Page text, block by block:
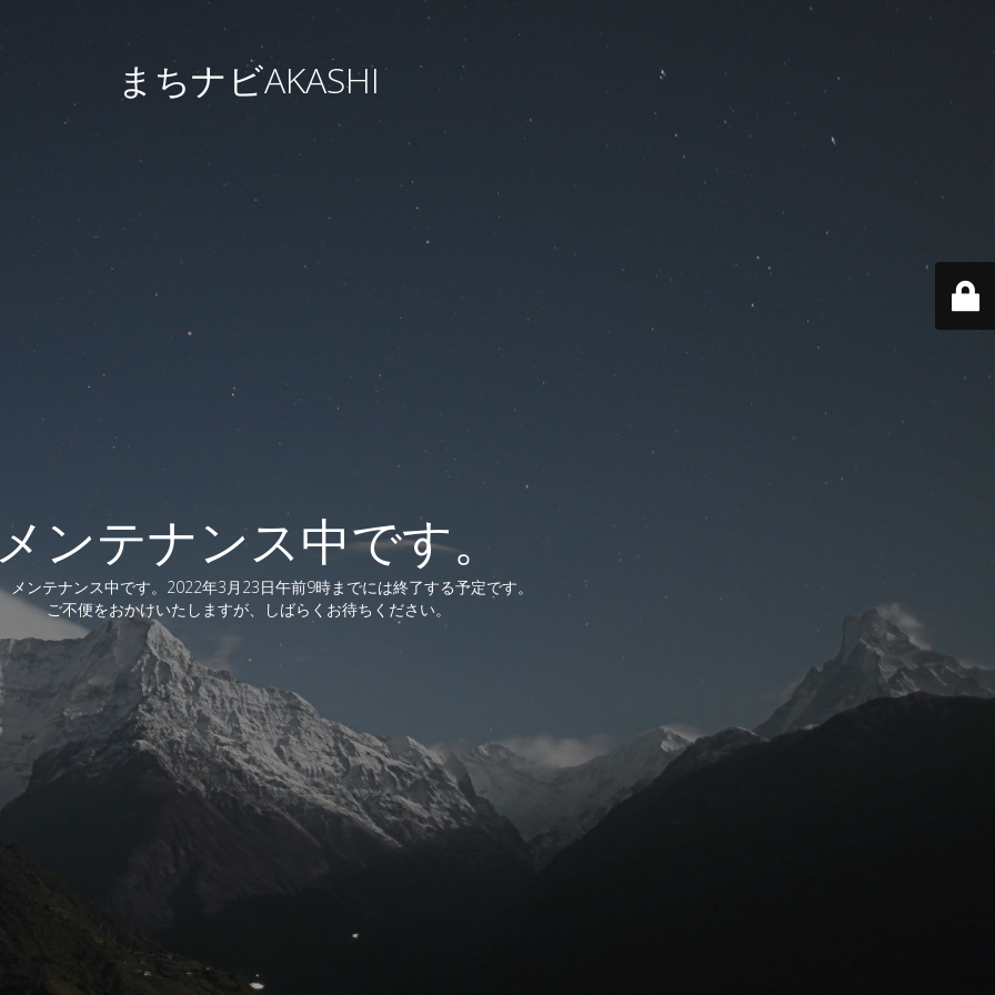
まちナビAKASHI
ンテナンス中です。
メンテナンス中です。2022年3月23日午前9時までには終了する予定です。
ご不便をおかけいたしますが、しばらくお待ちください。